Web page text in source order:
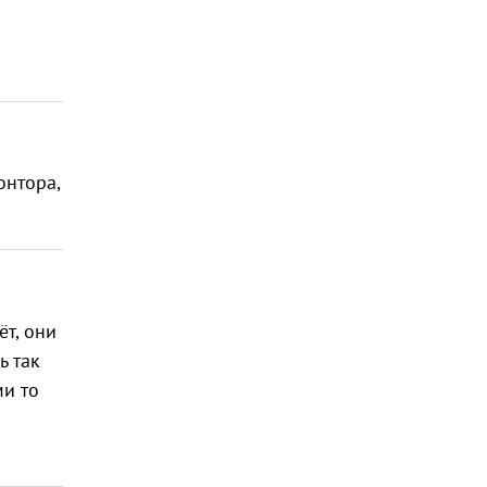
они
так
то